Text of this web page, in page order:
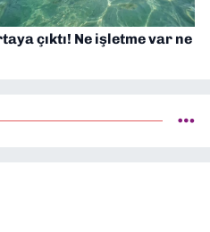
çıktı! Ne işletme var ne